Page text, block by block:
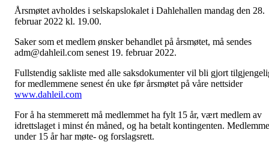
Årsmøtet avholdes i selskapslokalet i Dahlehallen mandag den 28.
februar 2022 kl. 19.00.
Saker som et medlem ønsker behandlet på årsmøtet, må sendes
adm@dahleil.com senest 19. februar 2022.
Fullstendig sakliste med alle saksdokumenter vil bli gjort
for medlemmene senest én uke før årsmøtet på våre nettsider
www.dahleil.com
For å ha stemmerett må medlemmet ha fylt 15 år, vært medlem av
idrettslaget i minst én måned, og ha betalt kontingenten.
under 15 år har møte- og forslagsrett.